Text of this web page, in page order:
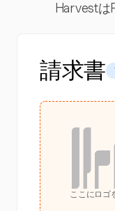
Harvest
請求書
ここにロゴ